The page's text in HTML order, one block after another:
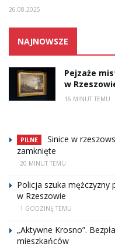
26.08.2025
NAJNOWSZE
Pejzaże
w
16 MINUT TEMU
PILNE
Sinice w
zamknięte
20 MINUT TEMU
Policja szuka
w Rzeszowie
1 GODZINĘ TEMU
„Aktywne Krosno”.
mieszkańców